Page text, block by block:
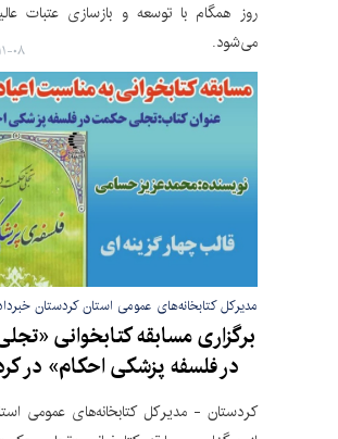
روز همگام با توسعه و بازسازی عتبات
می‌شود.
۱۴۰۴-
مدیرکل کتابخانه‌های عمومی استان کردستان
برگزاری مسابقه کتابخوانی
در فلسفه پزشکی احکام» در
کردستان - مدیرکل کتابخانه‌های عمومی